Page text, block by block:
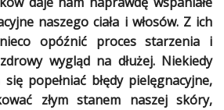
naszegociała i włosów. Z ich
opóźnić proces starzenia i
zdrowy wyglądna dłużej. Niekiedy
popełniać błędy pielęgnacyjne,
złym stanem naszej skóry,